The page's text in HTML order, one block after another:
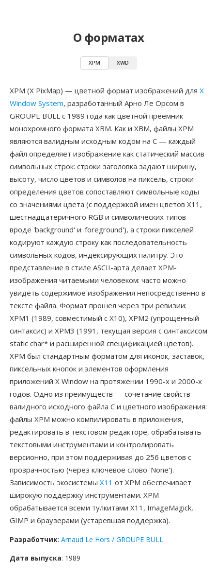
О форматах
XPM XWD
XPM (X PixMap) — цветной формат изображений для X
Window System, разработанный Арно Ле Орсом в
GROUPE BULL с 1989 года как цветной преемник
монохромного формата XBM. Как и XBM, файлы XPM
являются валидным исходным кодом на C — каждый
файл определяет изображение как статический массив
символьных строк: строки заголовка задают ширину,
высоту, число цветов и символов на пиксель, строки
определения цветов сопоставляют символьные коды
со значениями цвета (с поддержкой имен цветов X11,
шестнадцатеричного RGB и символических типов
вроде 'background' и 'foreground'), а строки пикселей
кодируют каждую строку как последовательность
символьных кодов, индексирующих палитру. Это
представление в стиле ASCII-арта делает XPM-
изображения читаемыми человеком: часто можно
увидеть содержимое изображения непосредственно в
тексте файла. Формат прошел через три ревизии:
XPM1 (1989, совместимый с X10), XPM2 (упрощенный
синтаксис) и XPM3 (1991, текущая версия с синтаксисом
static char* и расширенной спецификацией цветов).
XPM был стандартным форматом для иконок, заставок,
пиксельных кнопок и элементов оформления
приложений X Window на протяжении 1990-х и 2000-х
годов. Одно из преимуществ — сочетание свойств
валидного исходного файла C и цветного изображения:
файлы XPM можно компилировать в приложения,
редактировать в текстовом редакторе, обрабатывать
текстовыми инструментами и контролировать
версионно, при этом поддерживая до 256 цветов с
прозрачностью (через ключевое слово 'None').
Зависимость экосистемы X11 от XPM обеспечивает
широкую поддержку инструментами. XPM
обрабатывается всеми тулкитами X11, ImageMagick,
GIMP и браузерами (устаревшая поддержка).
Разработчик: Arnaud Le Hors / GROUPE BULL
Дата выпуска: 1989